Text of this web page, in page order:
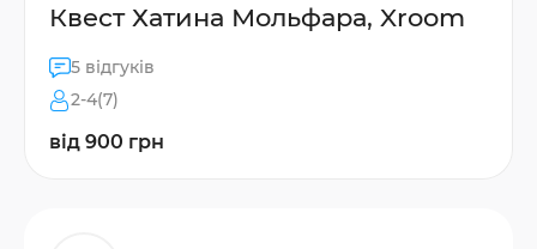
Квест Хатина Мольфара, Xroom
5 відгуків
2-4(7)
від 900 грн